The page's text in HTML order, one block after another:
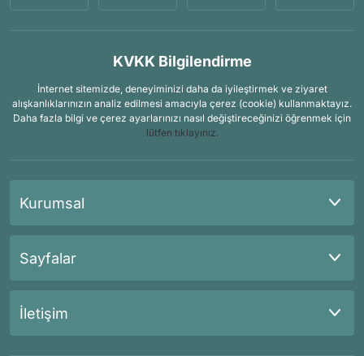
KVKK Bilgilendirme
İnternet sitemizde, deneyiminizi daha da iyileştirmek ve ziyaret
alışkanlıklarınızın analiz edilmesi amacıyla çerez (cookie) kullanmaktayız.
Daha fazla bilgi ve çerez ayarlarınızı nasıl değiştireceğinizi öğrenmek için
lütfen tıklayınız.
Kurumsal
Sayfalar
İletişim